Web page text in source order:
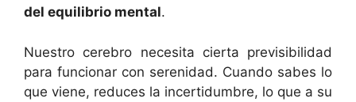
del equilibrio mental.
Nuestro cerebro necesita cierta previsibilidad
para funcionar con serenidad. Cuando sabes lo
que viene, reduces la incertidumbre, lo que a su